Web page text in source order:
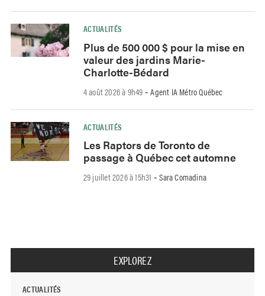
ACTUALITÉS
Plus de 500 000 $ pour la mise en
valeur des jardins Marie-
Charlotte-Bédard
4 août 2026 à 9h49 -Agent IA Métro Québec
ACTUALITÉS
Les Raptors de Toronto de
passage à Québec cet automne
29 juillet 2026 à 15h31 -Sara Comadina
EXPLOREZ
ACTUALITÉS